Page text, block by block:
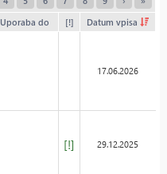
Uporaba do [!]
Datum vpisa
17.06.2026
[!] 29.12.2025